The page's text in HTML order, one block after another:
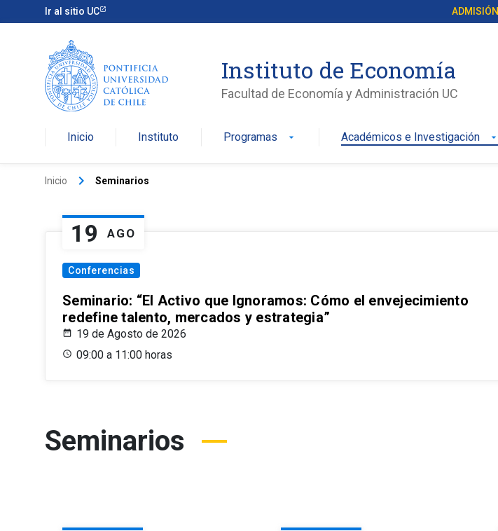
Ir al sitio UC ADMISIÓN
Instituto de Economía
Facultad de Economía y Administración UC
Inicio Instituto Programas arrow_drop_down Académicos e Investigación arrow_drop_down
Inicio keyboard_arrow_right Seminarios
19 AGO
Conferencias
Seminario: “El Activo que Ignoramos: Cómo el envejecimiento
redefine talento, mercados y estrategia”
19 de Agosto de 2026
09:00 a 11:00 horas
Seminarios